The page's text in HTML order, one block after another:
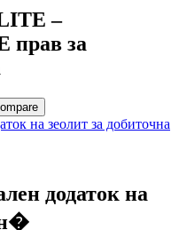
–
прав за
додаток на